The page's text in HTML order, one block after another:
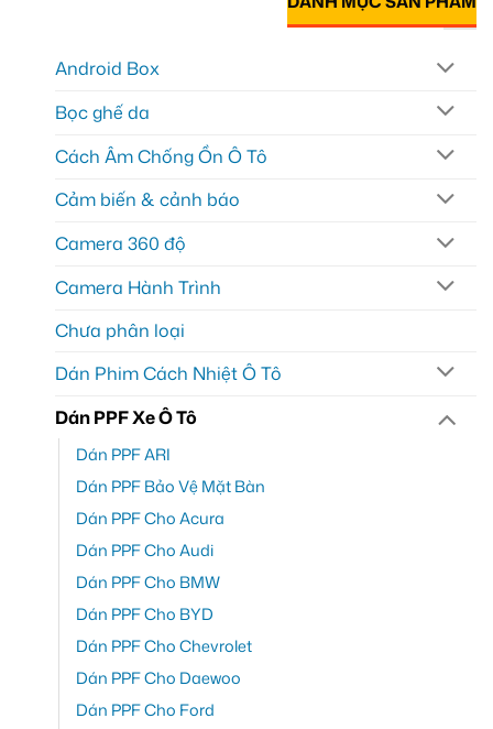
Android Box
Bọc ghế da
Cách Âm Chống Ồn Ô Tô
Cảm biến & cảnh báo
Camera 360 độ
Camera Hành Trình
Chưa phân loại
Dán Phim Cách Nhiệt Ô Tô
Dán PPF Xe Ô Tô
Dán PPF ARI
Dán PPF Bảo Vệ Mặt Bàn
Dán PPF Cho Acura
Dán PPF Cho Audi
Dán PPF Cho BMW
Dán PPF Cho BYD
Dán PPF Cho Chevrolet
Dán PPF Cho Daewoo
Dán PPF Cho Ford